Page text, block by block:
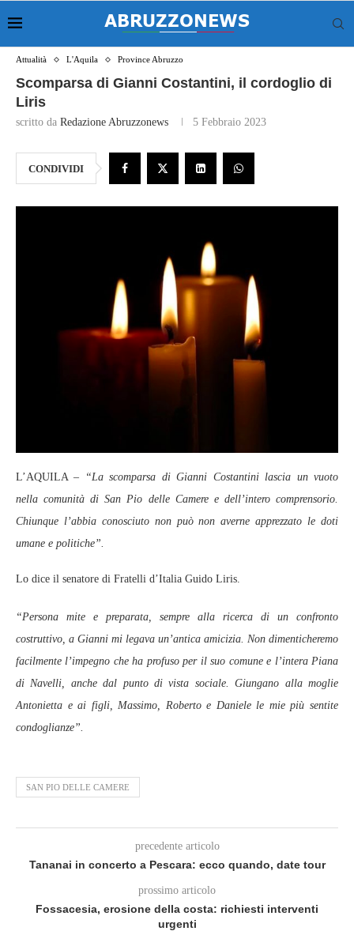
Attualità L'Aquila Province Abruzzo
Scomparsa di Gianni Costantini, il cordoglio di
Liris
scritto da Redazione Abruzzonews 5 Febbraio 2023
CONDIVIDI
L’AQUILA –
“La scomparsa di Gianni Costantini lascia un vuoto
nella comunità di San Pio delle Camere e dell’intero comprensorio.
Chiunque l’abbia conosciuto non può non averne apprezzato le doti
umane e politiche”.
Lo dice il senatore di Fratelli d’Italia Guido Liris.
“Persona mite e preparata, sempre alla ricerca di un confronto
costruttivo, a Gianni mi legava un’antica amicizia. Non dimenticheremo
facilmente l’impegno che ha profuso per il suo comune e l’intera Piana
di Navelli, anche dal punto di vista sociale. Giungano alla moglie
Antonietta e ai figli, Massimo, Roberto e Daniele le mie più sentite
condoglianze”.
SAN PIO DELLE CAMERE
precedente articolo
Tananai in concerto a Pescara: ecco quando, date tour
prossimo articolo
Fossacesia, erosione della costa: richiesti interventi
urgenti